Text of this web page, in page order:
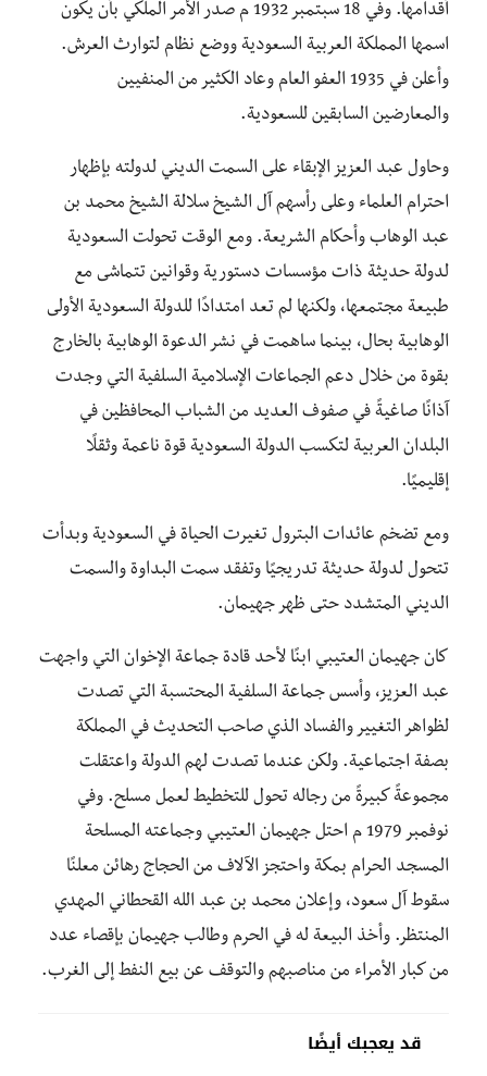
أقدامها. وفي 18 سبتمبر 1932 م صدر الأمر الملكي بأن يكون
اسمها المملكة العربية السعودية ووضع نظام لتوارث العرش.
وأعلن في 1935 العفو العام وعاد الكثير من المنفيين
والمعارضين السابقين للسعودية.
وحاول عبد العزيز الإبقاء على السمت الديني لدولته بإظهار
احترام العلماء وعلى رأسهم آل الشيخ سلالة الشيخ محمد بن
عبد الوهاب وأحكام الشريعة. ومع الوقت تحولت السعودية
لدولة حديثة ذات مؤسسات دستورية وقوانين تتماشى مع
طبيعة مجتمعها، ولكنها لم تعد امتدادًا للدولة السعودية الأولى
الوهابية بحال، بينما ساهمت في نشر الدعوة الوهابية بالخارج
بقوة من خلال دعم الجماعات الإسلامية السلفية التي وجدت
آذانًا صاغيةً في صفوف العديد من الشباب المحافظين في
البلدان العربية لتكسب الدولة السعودية قوة ناعمة وثقلًا
إقليميًا.
ومع تضخم عائدات البترول تغيرت الحياة في السعودية وبدأت
تتحول لدولة حديثة تدريجيًا وتفقد سمت البداوة والسمت
الديني المتشدد حتى ظهر جهيمان.
كان جهيمان العتيبي ابنًا لأحد قادة جماعة الإخوان التي واجهت
عبد العزيز، وأسس جماعة السلفية المحتسبة التي تصدت
لظواهر التغيير والفساد الذي صاحب التحديث في المملكة
بصفة اجتماعية. ولكن عندما تصدت لهم الدولة واعتقلت
مجموعةً كبيرةً من رجاله تحول للتخطيط لعمل مسلح. وفي
نوفمبر 1979 م احتل جهيمان العتيبي وجماعته المسلحة
المسجد الحرام بمكة واحتجز الآلاف من الحجاج رهائن معلنًا
سقوط آل سعود، وإعلان محمد بن عبد الله القحطاني المهدي
المنتظر. وأخذ البيعة له في الحرم وطالب جهيمان بإقصاء عدد
من كبار الأمراء من مناصبهم والتوقف عن بيع النفط إلى الغرب.
قد يعجبك أيضًا